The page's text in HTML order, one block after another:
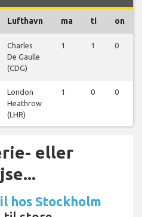
Lufthavn ma ti on
Charles
De Gaulle
(CDG)
1 1 0
London
Heathrow
(LHR)
1 0 0
eller
hos Stockholm